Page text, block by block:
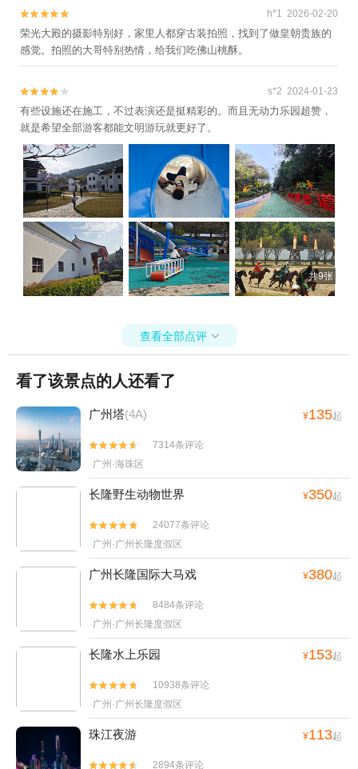

 h*1 2026-02-20
荣光大殿的摄影特别好，家里人都穿古装拍照，找到了做皇朝贵族的
感觉。拍照的大哥特别热情，给我们吃佛山桃酥。

 s*2 2024-01-23
有些设施还在施工，不过表演还是挺精彩的。而且无动力乐园超赞，
就是希望全部游客都能文明游玩就更好了。
共9张
查看全部点评 
看了该景点的人还看了
广州塔(4A) ¥135起


7314条评论
广州·海珠区
长隆野生动物世界 ¥350起


24077条评论
广州·广州长隆度假区
广州长隆国际大马戏 ¥380起


8484条评论
广州·广州长隆度假区
长隆水上乐园 ¥153起


10938条评论
广州·广州长隆度假区
珠江夜游 ¥113起

 2894条评论